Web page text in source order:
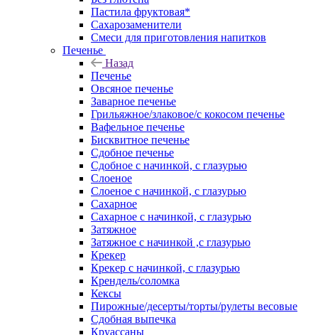
Пастила фруктовая*
Сахарозаменители
Смеси для приготовления напитков
Печенье
Назад
Печенье
Овсяное печенье
Заварное печенье
Грильяжное/злаковое/с кокосом печенье
Вафельное печенье
Бисквитное печенье
Сдобное печенье
Сдобное с начинкой, с глазурью
Слоеное
Слоеное с начинкой, с глазурью
Сахарное
Сахарное с начинкой, с глазурью
Затяжное
Затяжное с начинкой ,с глазурью
Крекер
Крекер с начинкой, с глазурью
Крендель/соломка
Кексы
Пирожные/десерты/торты/рулеты весовые
Сдобная выпечка
Круассаны